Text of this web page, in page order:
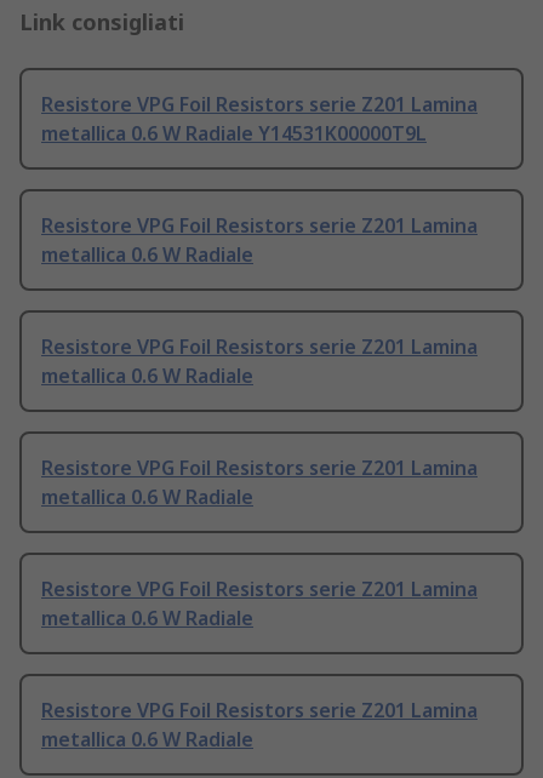
Link consigliati
Resistore VPG Foil Resistors serie Z201 Lamina
metallica 0.6 W Radiale Y14531K00000T9L
Resistore VPG Foil Resistors serie Z201 Lamina
metallica 0.6 W Radiale
Resistore VPG Foil Resistors serie Z201 Lamina
metallica 0.6 W Radiale
Resistore VPG Foil Resistors serie Z201 Lamina
metallica 0.6 W Radiale
Resistore VPG Foil Resistors serie Z201 Lamina
metallica 0.6 W Radiale
Resistore VPG Foil Resistors serie Z201 Lamina
metallica 0.6 W Radiale